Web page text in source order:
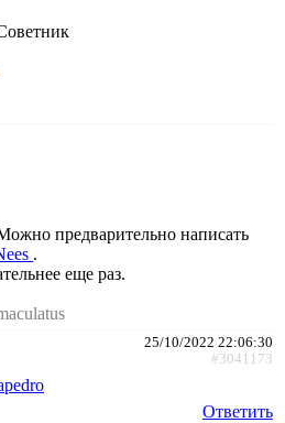
предварительно написать
.
еще раз.
25/10/2022 22:06:30
#3041173
Ответить